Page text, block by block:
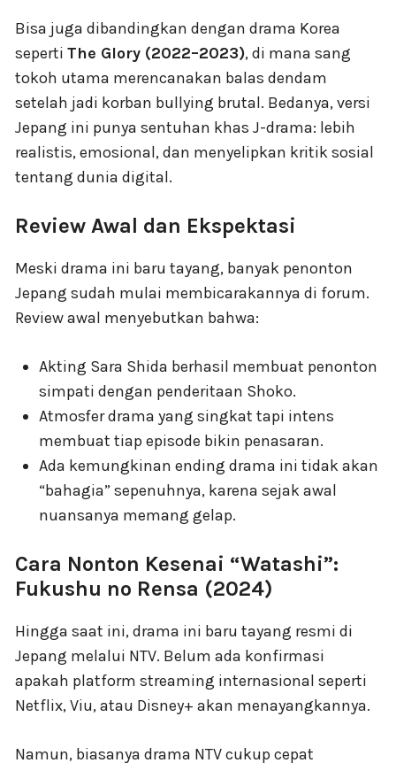
Bisa juga dibandingkan dengan drama Korea
seperti The Glory (2022–2023), di mana sang
tokoh utama merencanakan balas dendam
setelah jadi korban bullying brutal. Bedanya, versi
Jepang ini punya sentuhan khas J-drama: lebih
realistis, emosional, dan menyelipkan kritik sosial
tentang dunia digital.
Review Awal dan Ekspektasi
Meski drama ini baru tayang, banyak penonton
Jepang sudah mulai membicarakannya di forum.
Review awal menyebutkan bahwa:
Akting Sara Shida berhasil membuat penonton
simpati dengan penderitaan Shoko.
Atmosfer drama yang singkat tapi intens
membuat tiap episode bikin penasaran.
Ada kemungkinan ending drama ini tidak akan
“bahagia” sepenuhnya, karena sejak awal
nuansanya memang gelap.
Cara Nonton Kesenai “Watashi”:
Fukushu no Rensa (2024)
Hingga saat ini, drama ini baru tayang resmi di
Jepang melalui NTV. Belum ada konfirmasi
apakah platform streaming internasional seperti
Netflix, Viu, atau Disney+ akan menayangkannya.
Namun, biasanya drama NTV cukup cepat